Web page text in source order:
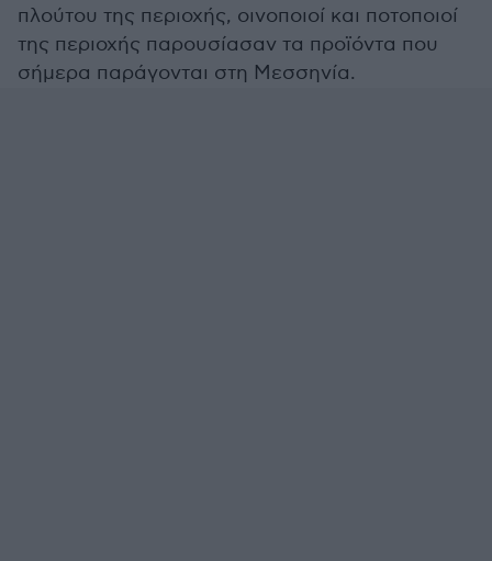
πλούτου της περιοχής, οινοποιοί και ποτοποιοί
της περιοχής παρουσίασαν τα προϊόντα που
σήμερα παράγονται στη Μεσσηνία.